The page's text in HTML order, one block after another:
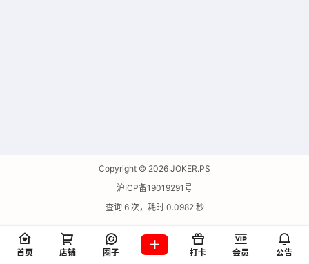
Copyright © 2026 JOKER.PS
沪ICP备19019291号
查询 6 次，耗时 0.0982 秒
首页 店铺 圈子 打卡 会员 公告